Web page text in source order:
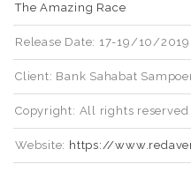
The Amazing Race
Release Date: 17-19/10/2019
Client: Bank Sahabat
Copyright: All rights reserved
Website: https://